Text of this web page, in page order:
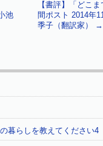
池
【書評】「どこ
間ポスト 2014年
季子（翻訳家）
→
暮らしを教えてください4